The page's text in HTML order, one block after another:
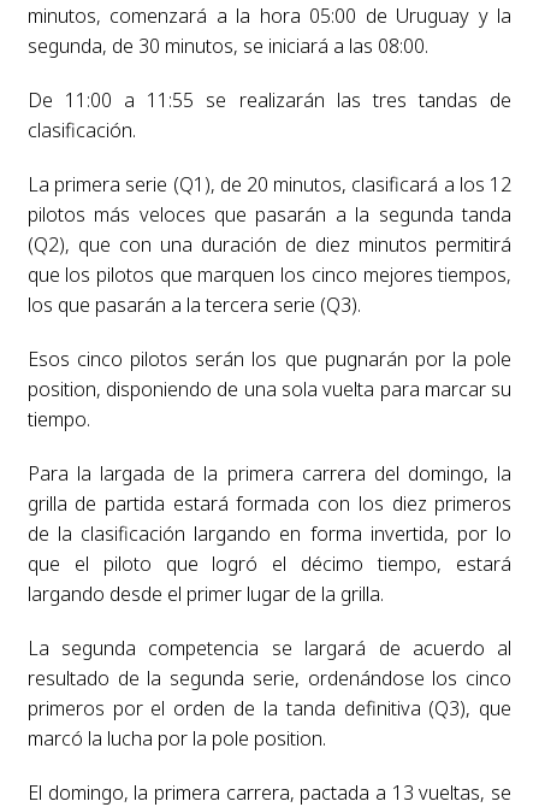
minutos, comenzará a la hora 05:00 de Uruguay y la
segunda, de 30 minutos, se iniciará a las 08:00.
De 11:00 a 11:55 se realizarán las tres tandas de
clasificación.
La primera serie (Q1), de 20 minutos, clasificará a los 12
pilotos más veloces que pasarán a la segunda tanda
(Q2), que con una duración de diez minutos permitirá
que los pilotos que marquen los cinco mejores tiempos,
los que pasarán a la tercera serie (Q3).
Esos cinco pilotos serán los que pugnarán por la pole
position, disponiendo de una sola vuelta para marcar su
tiempo.
Para la largada de la primera carrera del domingo, la
grilla de partida estará formada con los diez primeros
de la clasificación largando en forma invertida, por lo
que el piloto que logró el décimo tiempo, estará
largando desde el primer lugar de la grilla.
La segunda competencia se largará de acuerdo al
resultado de la segunda serie, ordenándose los cinco
primeros por el orden de la tanda definitiva (Q3), que
marcó la lucha por la pole position.
El domingo, la primera carrera, pactada a 13 vueltas, se